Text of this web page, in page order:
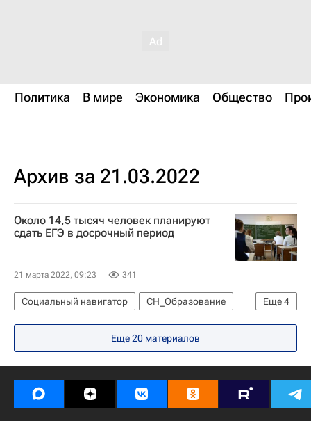
Политика В мире Экономика Общество
Архив за 21.03.2022
Около 14,5 тысяч человек планируют
сдать ЕГЭ в досрочный период
21 марта 2022, 09:23 341
Еще4
Социальный навигатор
СН_Образование
Общество
Единый государственный экзамен (ЕГЭ)
Россия
Еще 20 материалов